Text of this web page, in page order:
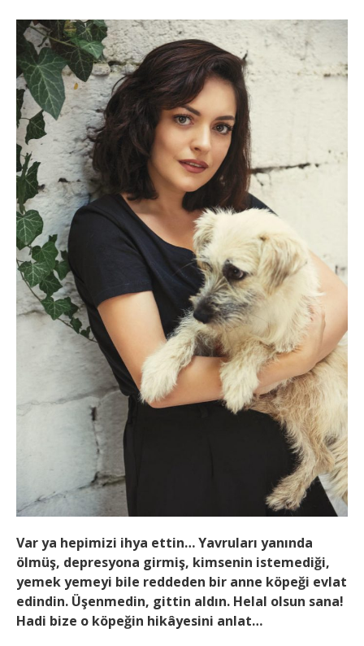
Var ya hepimizi ihya ettin… Yavruları yanında
ölmüş, depresyona girmiş, kimsenin istemediği,
yemek yemeyi bile reddeden bir anne köpeği evlat
edindin. Üşenmedin, gittin aldın. Helal olsun sana!
Hadi bize o köpeğin hikâyesini anlat…